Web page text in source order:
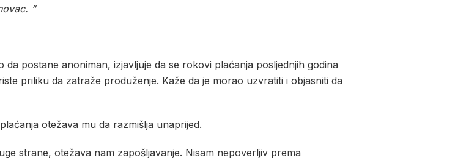
“
postane anoniman, izjavljuje da se rokovi plaćanja posljednjih godina
priliku da zatraže produženje. Kaže da je morao uzvratiti i objasniti da
otežava mu da razmišlja unaprijed.
strane, otežava nam zapošljavanje. Nisam nepoverljiv prema